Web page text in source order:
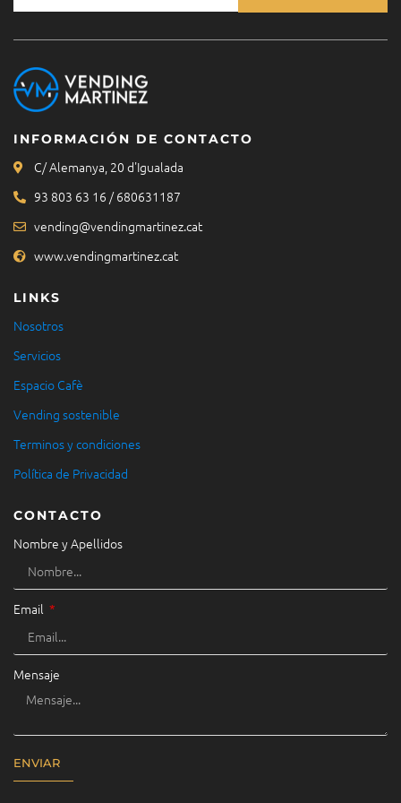
INFORMACIÓN DE CONTACTO
C/ Alemanya, 20 d'Igualada
93 803 63 16 / 680631187
vending@vendingmartinez.cat
www.vendingmartinez.cat
LINKS
Nosotros
Servicios
Espacio Cafè
Vending sostenible
Terminos y condiciones
Política de Privacidad
CONTACTO
Nombre y Apellidos
Email
Mensaje
ENVIAR